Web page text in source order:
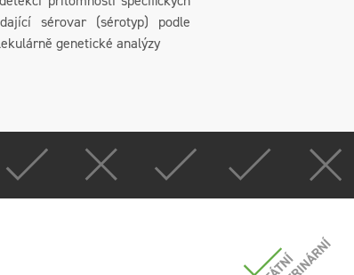
sérovar (sérotyp) podle
genetické analýzy